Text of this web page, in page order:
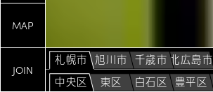
MAP
JOIN
札幌市 旭川市 千歳市北広島市
中央区
東区 白石区 豊平区